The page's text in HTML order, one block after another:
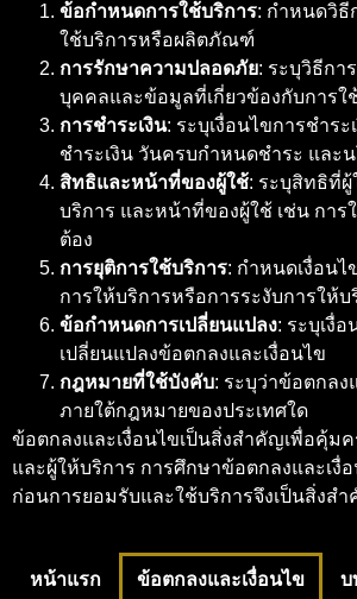
ข้อกำหนดการใช้บริการ: กำหนดวิธี
ใช้บริการหรือผลิตภัณฑ์
การรักษาความปลอดภัย: ระบุวิธีกา
บุคคลและข้อมูลที่เกี่ยวข้องกับการใ
การชำระเงิน: ระบุเงื่อนไขการชำระ
ชำระเงิน วันครบกำหนดชำระ และ
สิทธิและหน้าที่ของผู้ใช้: ระบุสิทธิที่ผู้
บริการ และหน้าที่ของผู้ใช้ เช่น การ
ต้อง
การยุติการใช้บริการ: กำหนดเงื่อน
การให้บริการหรือการระงับการให้บ
ข้อกำหนดการเปลี่ยนแปลง: ระบุเงื่
เปลี่ยนแปลงข้อตกลงและเงื่อนไข
กฎหมายที่ใช้บังคับ: ระบุว่าข้อตกลง
ภายใต้กฎหมายของประเทศใด
ข้อตกลงและเงื่อนไขเป็นสิ่งสำคัญเพื่อคุ้ม
และผู้ให้บริการ การศึกษาข้อตกลงและเงื่
ก่อนการยอมรับและใช้บริการจึงเป็นสิ่งส
หน้าแรก ข้อตกลงและเงื่อนไข บ